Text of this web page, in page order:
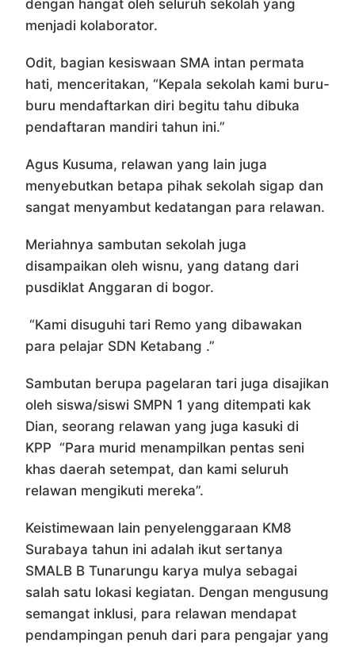
dengan hangat oleh seluruh sekolah yang
menjadi kolaborator.
Odit, bagian kesiswaan SMA intan permata
hati, menceritakan, “Kepala sekolah kami buru-
buru mendaftarkan diri begitu tahu dibuka
pendaftaran mandiri tahun ini.”
Agus Kusuma, relawan yang lain juga
menyebutkan betapa pihak sekolah sigap dan
sangat menyambut kedatangan para relawan.
Meriahnya sambutan sekolah juga
disampaikan oleh wisnu, yang datang dari
pusdiklat Anggaran di bogor.
“Kami disuguhi tari Remo yang dibawakan
para pelajar SDN Ketabang .”
Sambutan berupa pagelaran tari juga disajikan
oleh siswa/siswi SMPN 1 yang ditempati kak
Dian, seorang relawan yang juga kasuki di
KPP “Para murid menampilkan pentas seni
khas daerah setempat, dan kami seluruh
relawan mengikuti mereka”.
Keistimewaan lain penyelenggaraan KM8
Surabaya tahun ini adalah ikut sertanya
SMALB B Tunarungu karya mulya sebagai
salah satu lokasi kegiatan. Dengan mengusung
semangat inklusi, para relawan mendapat
pendampingan penuh dari para pengajar yang